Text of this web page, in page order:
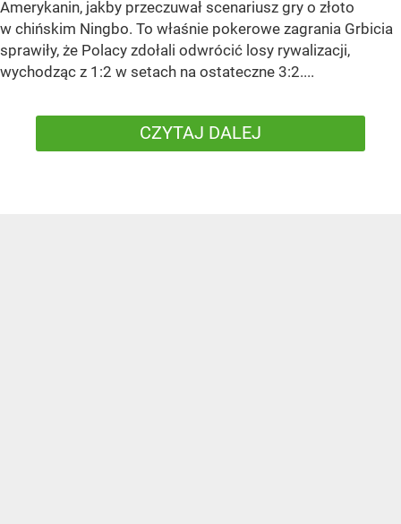
Amerykanin, jakby przeczuwał scenariusz gry o złoto
w chińskim Ningbo. To właśnie pokerowe zagrania Grbicia
sprawiły, że Polacy zdołali odwrócić losy rywalizacji,
wychodząc z 1:2 w setach na ostateczne 3:2....
CZYTAJ DALEJ